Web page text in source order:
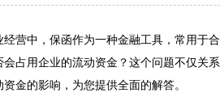
经营中，保函作为一种金融工具，常用于
会占用企业的流动资金？这个问题不仅关
资金的影响，为您提供全面的解答。